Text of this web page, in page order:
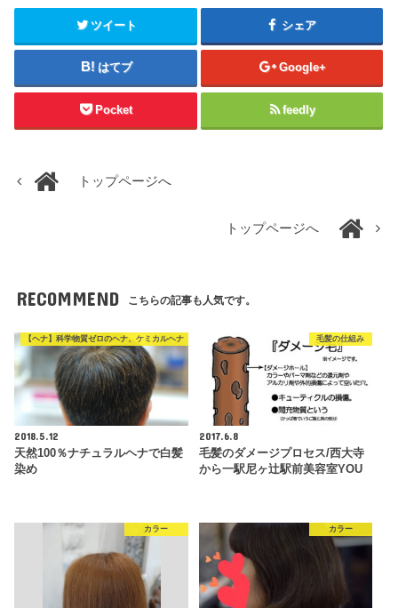
ツイート シェア
はてブ Google+
Pocket feedly
トップページへ
トップページへ
RECOMMEND こちらの記事も人気です。
【ヘナ】科学物質ゼロのヘナ、ケミカルヘナ
2018.5.12
天然100％ナチュラルヘナで白髪
染め
毛髪の仕組み
2017.6.8
毛髪のダメージプロセス/西大寺
から一駅尼ヶ辻駅前美容室YOU
カラー カラー